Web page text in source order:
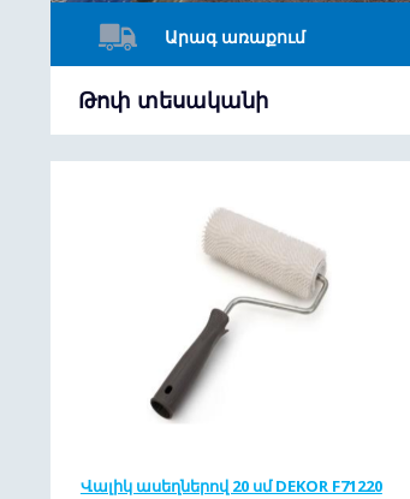
Արագ առաքում
Թոփ տեսականի
Վալիկ ասեղներով 20 սմ DEKOR F71220